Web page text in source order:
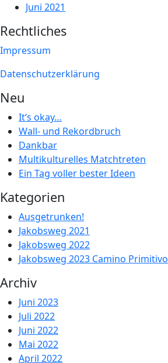
Juni 2021
Rechtliches
Impressum
Datenschutzerklärung
Neu
It‘s okay…
Wall- und Rekordbruch
Dankbar
Multikulturelles Matchtreten
Ein Tag voller bester Ideen
Kategorien
Ausgetrunken!
Jakobsweg 2021
Jakobsweg 2022
Jakobsweg 2023 Camino Primitivo
Archiv
Juni 2023
Juli 2022
Juni 2022
Mai 2022
April 2022